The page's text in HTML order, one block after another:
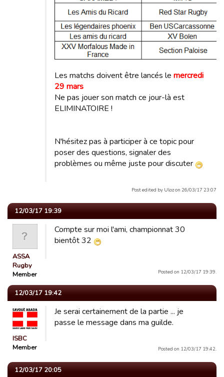
Les matchs doivent être lancés le mercredi
29 mars
Ne pas jouer son match ce jour-là est
ELIMINATOIRE !
N'hésitez pas à participer à ce topic pour
poser des questions, signaler des
problèmes ou même juste pour discuter
Post edited by Uloz on 26/03/17 23:07
12/03/17 19:39
ASSA
Rugby
Member
Compte sur moi l'ami, championnat 30
bientôt 32
Posted on 12/03/17 19:39.
12/03/17 19:42
ISBC
Member
Je serai certainement de la partie ... je
passe le message dans ma guilde.
Posted on 12/03/17 19:42.
12/03/17 20:05